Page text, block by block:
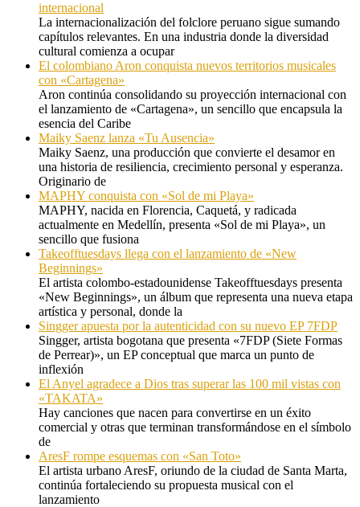
internacional
La internacionalización del folclore peruano sigue sumando
capítulos relevantes. En una industria donde la diversidad
cultural comienza a ocupar
El colombiano Aron conquista nuevos territorios musicales
con «Cartagena»
Aron continúa consolidando su proyección internacional con
el lanzamiento de «Cartagena», un sencillo que encapsula la
esencia del Caribe
Maiky Saenz lanza «Tu Ausencia»
Maiky Saenz, una producción que convierte el desamor en
una historia de resiliencia, crecimiento personal y esperanza.
Originario de
MAPHY conquista con «Sol de mi Playa»
MAPHY, nacida en Florencia, Caquetá, y radicada
actualmente en Medellín, presenta «Sol de mi Playa», un
sencillo que fusiona
Takeofftuesdays llega con el lanzamiento de «New
Beginnings»
El artista colombo-estadounidense Takeofftuesdays presenta
«New Beginnings», un álbum que representa una nueva etapa
artística y personal, donde la
Singger apuesta por la autenticidad con su nuevo EP 7FDP
Singger, artista bogotana que presenta «7FDP (Siete Formas
de Perrear)», un EP conceptual que marca un punto de
inflexión
El Anyel agradece a Dios tras superar las 100 mil vistas con
«TAKATA»
Hay canciones que nacen para convertirse en un éxito
comercial y otras que terminan transformándose en el símbolo
de
AresF rompe esquemas con «San Toto»
El artista urbano AresF, oriundo de la ciudad de Santa Marta,
continúa fortaleciendo su propuesta musical con el
lanzamiento